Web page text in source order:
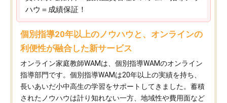
ハウ＝成績保証！
個別指導20年以上のノウハウと、オンラインの
利便性が融合した新サービス
オンライン家庭教師WAMは、個別指導WAMのオンライン
指導部門です。個別指導WAMは20年以上の実績を持ち、
長いあいだ小中高生の学習をサポートしてきました。蓄積
されたノウハウは計り知れない一方、地域性や費用面など